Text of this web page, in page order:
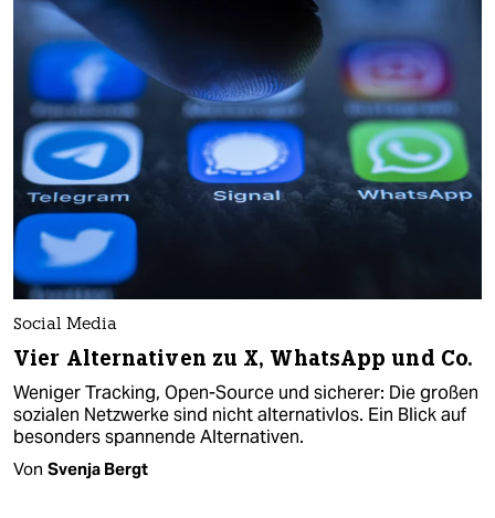
Social Media
Vier Alternativen zu X, WhatsApp und Co.
Weniger Tracking, Open-Source und sicherer: Die großen
sozialen Netzwerke sind nicht alternativlos. Ein Blick auf
besonders spannende Alternativen.
Von Svenja Bergt